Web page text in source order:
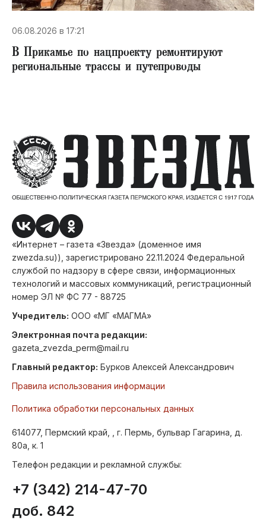
06.08.2026 в 17:21
В Прикамье по нацпроекту ремонтируют
региональные трассы и путепроводы
«Интернет – газета «Звезда» (доменное имя
zwezda.su)), зарегистрировано 22.11.2024 Федеральной
службой по надзору в сфере связи, информационных
технологий и массовых коммуникаций, регистрационный
номер ЭЛ № ФС 77 - 88725
Учредитель: ООО «МГ «МАГМА»
Электронная почта редакции:
gazeta_zvezda_perm@mail.ru
Главный редактор: Бурков Алексей Александрович
Правила использования информации
Политика обработки персональных данных
614077, Пермский край, , г. Пермь, бульвар Гагарина, д.
80а, к. 1
Телефон редакции и рекламной службы:
+7 (342) 214-47-70
доб. 842